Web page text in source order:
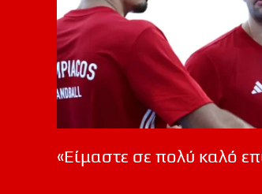
«Είμαστε σε πολύ καλό